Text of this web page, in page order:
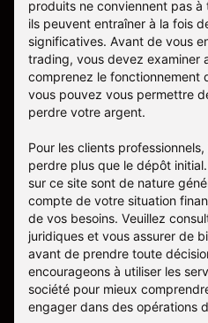
produits ne conviennent pas à
ils peuvent entraîner à la fois
significatives. Avant de vous
trading, vous devez examiner
comprenez le fonctionnement
vous pouvez vous permettre
perdre votre argent.
Pour les clients
perdre plus que le dépôt
sur ce site sont de nature
compte de votre situation
de vos besoins. Veuillez
juridiques et vous assurer de
avant de prendre toute
encourageons à utiliser les
société pour mieux
engager dans des opérations